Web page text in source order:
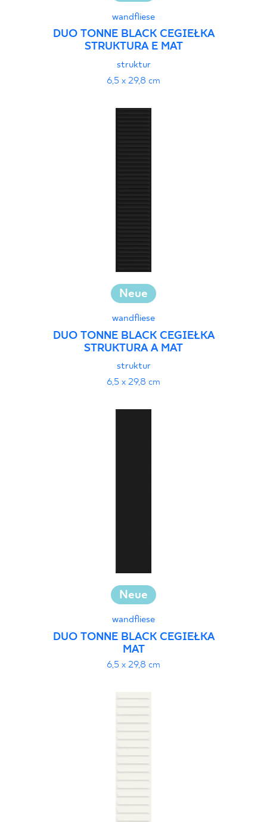
wandfliese
DUO TONNE BLACK CEGIEŁKA
STRUKTURA E MAT
struktur
6,5 x 29,8 cm
Neue
wandfliese
DUO TONNE BLACK CEGIEŁKA
STRUKTURA A MAT
struktur
6,5 x 29,8 cm
Neue
wandfliese
DUO TONNE BLACK CEGIEŁKA
MAT
6,5 x 29,8 cm